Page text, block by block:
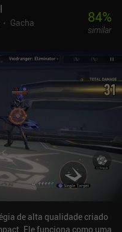
existentes de várias
ótimo, mas ter certeza de
recente rapidamente
real. O modo
parece ser
de igualar o campo de
do usuário é repleta de
a verificar
batalha, um sistema de
e gacha. Ele pode ser
temo que o final do jogo se
com um controle.
No final das contas, não
você ainda poderá
Gacha
84%
similar
de alta qualidade criado
Ele funciona como uma